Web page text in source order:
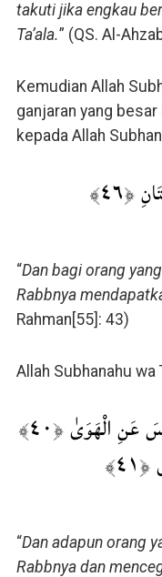
takuti jika engkau
Ta’ala.” (QS. Al-
Kemudian Allah
ganjaran yang
kepada Allah
“Dan bagi orang
Rabbnya
Rahman[55]: 43)
Allah Subhanahu wa
وَأَمَّا مَنْ خَافَ مَقَامَ رَبِّهِ وَنَهَى النَّفْسَ عَنِ الْهَوَىٰ ﴿٤٠﴾
“Dan adapun orang
Rabbnya dan